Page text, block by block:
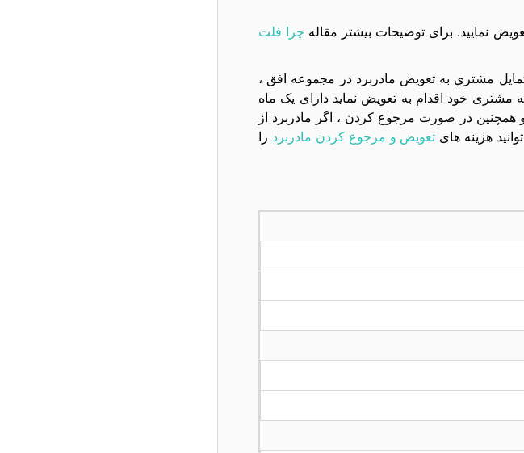
نمایید. برای توضیحات بیشتر مقاله چرا فلت
1ماه گارانتي مي باشند. در صورت تمايل مشتري به تعويض مادربرد در مجموعه افق ،
ماه گارانتي مي باشد و در حالتی که مشتری خود اقدام به تعویض نماید دارای یک ماه
در صورت مرجوع کردن ، اگر مادربرد از
هزینه های تعویض و مرجوع کردن مادربرد را